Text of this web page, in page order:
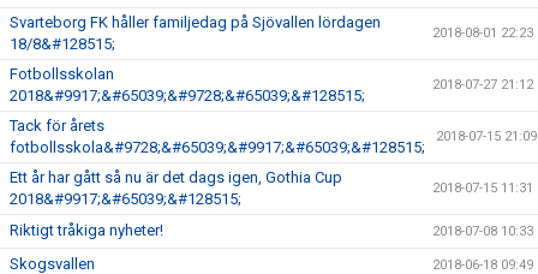
Svarteborg FK håller familjedag på Sjövallen lördagen
18/8&#128515;
2018-08-01 22:23
Fotbollsskolan
2018&#9917;&#65039;&#9728;&#65039;&#128515;
2018-07-27 21:12
Tack för årets
fotbollsskola&#9728;&#65039;&#9917;&#65039;&#128515;
2018-07-15 21:09
Ett år har gått så nu är det dags igen, Gothia Cup
2018&#9917;&#65039;&#128515;
2018-07-15 11:31
Riktigt tråkiga nyheter! 2018-07-08 10:33
Skogsvallen 2018-06-18 09:49